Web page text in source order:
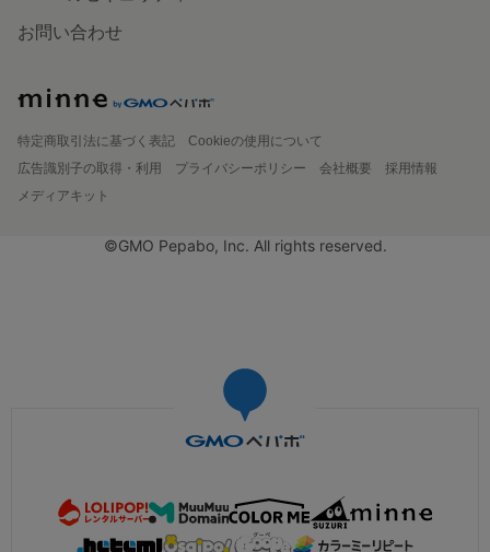
お問い合わせ
特定商取引法に基づく表記
Cookieの使用について
広告識別子の取得・利用
プライバシーポリシー 会社概要
採用情報
メディアキット
©GMO Pepabo, Inc. All rights reserved.